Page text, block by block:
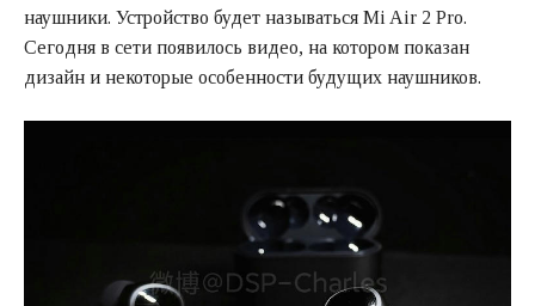
наушники. Устройство будет называться Mi Air 2 Pro.
Сегодня в сети появилось видео, на котором показан
дизайн и некоторые особенности будущих наушников.